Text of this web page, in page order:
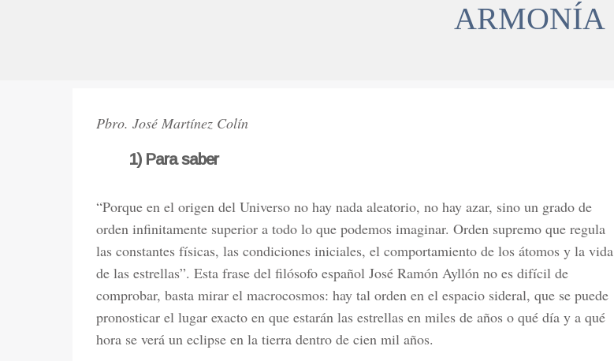
ARMONÍA
Pbro. José Martínez Colín
1) Para saber
“Porque en el origen del Universo no hay nada aleatorio, no hay azar, sino un grado de
orden infinitamente superior a todo lo que podemos imaginar. Orden supremo que regula
las constantes físicas, las condiciones iniciales, el comportamiento de los átomos y la vida
de las estrellas”. Esta frase del filósofo español José Ramón Ayllón no es difícil de
comprobar, basta mirar el macrocosmos: hay tal orden en el espacio sideral, que se puede
pronosticar el lugar exacto en que estarán las estrellas en miles de años o qué día y a qué
hora se verá un eclipse en la tierra dentro de cien mil años.